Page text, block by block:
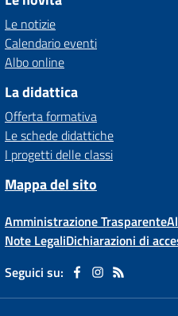
Le notizie
Calendario eventi
Albo online
La didattica
Offerta formativa
Le schede didattiche
I progetti delle classi
Mappa del sito
Amministrazione Trasparente
Note LegaliDichiarazioni di
Seguici su: